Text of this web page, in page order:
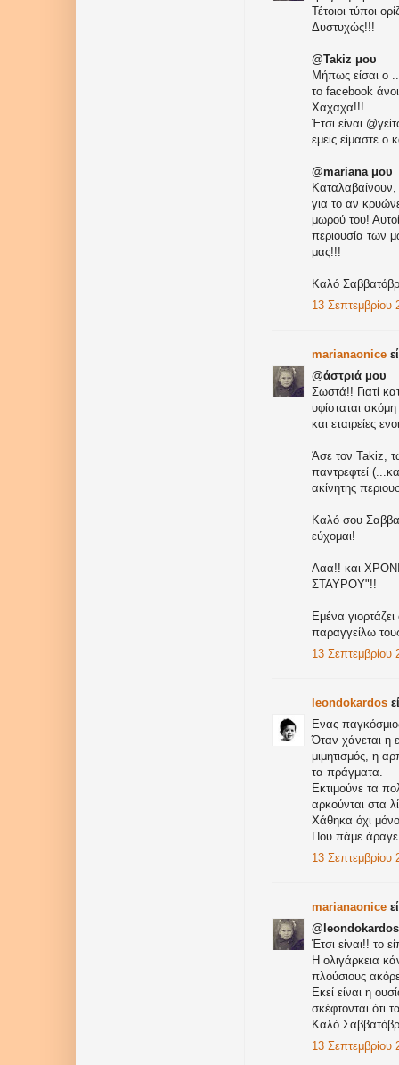
Τέτοιοι τύποι
Δυστυχώς!!!
@Takiz μου
Μήπως είσαι ο
το facebook
Χαχαχα!!!
Έτσι είναι
εμείς είμαστε
@mariana μου
για το αν
μωρού του!
περιουσία των
μας!!!
Καλό
13 Σεπτεμβρίου
marianaonice
@άστριά μου
Σωστά!! Γιατί
υφίσταται
και εταιρείες
Άσε τον Takiz,
παντρεφτεί
ακίνητης
Καλό σου
εύχομαι!
Ααα!! και
ΣΤΑΥΡΟΥ"!!
Εμένα
παραγγείλω
13 Σεπτεμβρίου
leondokardos
Ενας
Όταν χάνεται η
μιμητισμός, η
τα πράγματα.
Εκτιμούνε τα
αρκούνται στα
Χάθηκα όχι
Που πάμε
13 Σεπτεμβρίου
marianaonice
@leondokardos
Έτσι είναι!! το
Η ολιγάρκεια
πλούσιους
Εκεί είναι η
σκέφτονται ότι
Καλό
13 Σεπτεμβρίου